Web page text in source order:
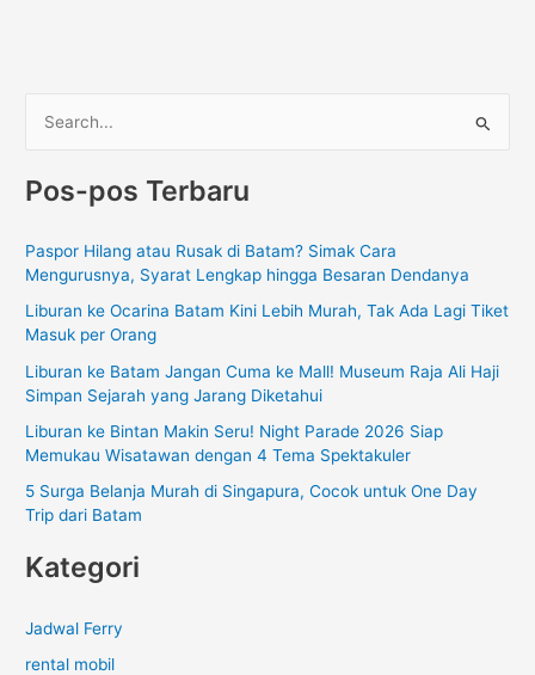
r
u
t
Pos-pos Terbaru
Paspor Hilang atau Rusak di Batam? Simak Cara
Mengurusnya, Syarat Lengkap hingga Besaran Dendanya
Liburan ke Ocarina Batam Kini Lebih Murah, Tak Ada Lagi Tiket
Masuk per Orang
Liburan ke Batam Jangan Cuma ke Mall! Museum Raja Ali Haji
Simpan Sejarah yang Jarang Diketahui
Liburan ke Bintan Makin Seru! Night Parade 2026 Siap
Memukau Wisatawan dengan 4 Tema Spektakuler
5 Surga Belanja Murah di Singapura, Cocok untuk One Day
Trip dari Batam
Kategori
Jadwal Ferry
rental mobil